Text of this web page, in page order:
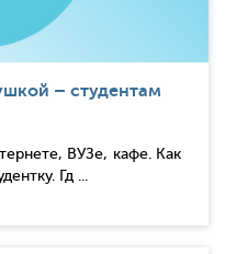
– студентам
ВУЗе, кафе. Как
Гд ...